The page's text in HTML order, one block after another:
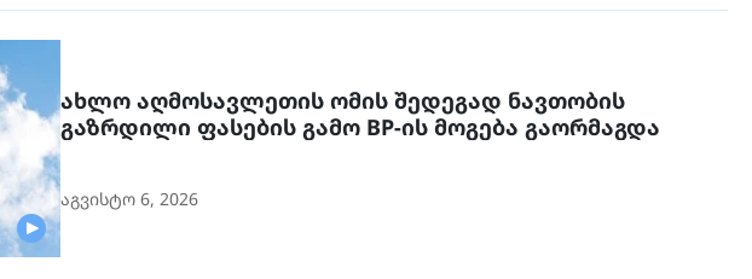
ახლო აღმოსავლეთის ომის შედეგად ნავთობის
გაზრდილი ფასების გამო BP-ის მოგება გაორმაგდა
აგვისტო 6, 2026